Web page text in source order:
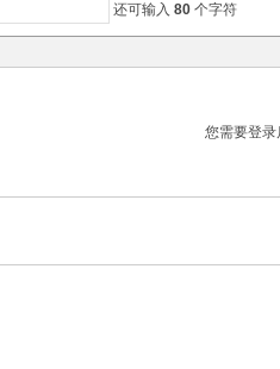
还可输入 80 个字符
您需要登